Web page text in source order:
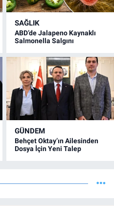
SAĞLIK
ABD’de Jalapeno Kaynaklı
Salmonella Salgını
GÜNDEM
Behçet Oktay’ın Ailesinden
Dosya İçin Yeni Talep